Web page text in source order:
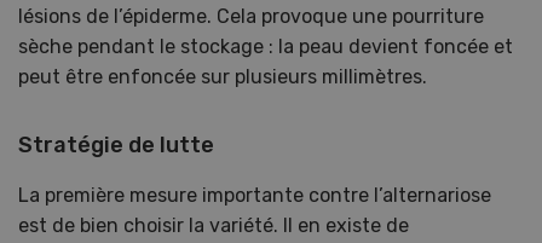
lésions de l’épiderme. Cela provoque une pourriture
sèche pendant le stockage : la peau devient foncée et
peut être enfoncée sur plusieurs millimètres.
Stratégie de lutte
La première mesure importante contre l’alternariose
est de bien choisir la variété. Il en existe de